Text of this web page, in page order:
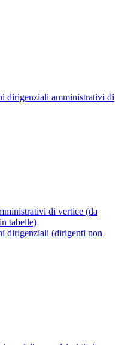
dirigenziali amministrativi di
di vertice (da
tabelle)
dirigenziali (dirigenti non